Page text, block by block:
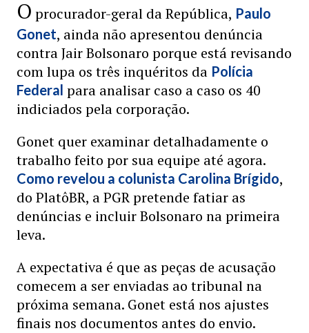
O procurador-geral da República, Paulo
Gonet, ainda não apresentou denúncia
contra Jair Bolsonaro porque está revisando
com lupa os três inquéritos da Polícia
Federal para analisar caso a caso os 40
indiciados pela corporação.
Gonet quer examinar detalhadamente o
trabalho feito por sua equipe até agora.
Como revelou a colunista Carolina Brígido,
do PlatôBR, a PGR pretende fatiar as
denúncias e incluir Bolsonaro na primeira
leva.
A expectativa é que as peças de acusação
comecem a ser enviadas ao tribunal na
próxima semana. Gonet está nos ajustes
finais nos documentos antes do envio.